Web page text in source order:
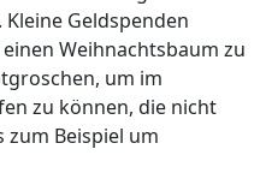
Geldspenden
Weihnachtsbaum zu
um im
zu können, die nicht
Beispiel um